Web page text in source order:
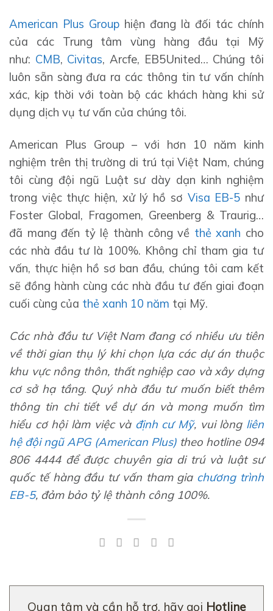
American Plus Group hiện đang là đối tác chính
của các Trung tâm vùng hàng đầu tại Mỹ
như: CMB, Civitas, Arcfe, EB5United… Chúng tôi
luôn sẵn sàng đưa ra các thông tin tư vấn chính
xác, kịp thời với toàn bộ các khách hàng khi sử
dụng dịch vụ tư vấn của chúng tôi.
American Plus Group – với hơn 10 năm kinh
nghiệm trên thị trường di trú tại Việt Nam, chúng
tôi cùng đội ngũ Luật sư dày dạn kinh nghiệm
trong việc thực hiện, xử lý hồ sơ Visa EB-5 như
Foster Global, Fragomen, Greenberg & Traurig…
đã mang đến tỷ lệ thành công về thẻ xanh cho
các nhà đầu tư là 100%. Không chỉ tham gia tư
vấn, thực hiện hồ sơ ban đầu, chúng tôi cam kết
sẽ đồng hành cùng các nhà đầu tư đến giai đoạn
cuối cùng của thẻ xanh 10 năm tại Mỹ.
Các nhà đầu tư Việt Nam đang có nhiều ưu tiên
về thời gian thụ lý khi chọn lựa các dự án thuộc
khu vực nông thôn, thất nghiệp cao và xây dựng
cơ sở hạ tầng. Quý nhà đầu tư muốn biết thêm
thông tin chi tiết về dự án và mong muốn tìm
hiểu cơ hội làm việc và định cư Mỹ, vui lòngliên
hệ đội ngũ APG (American Plus)theo hotline 094
806 4444 để được chuyên gia di trú và luật sư
quốc tế hàng đầu tư vấn tham gia chương trình
EB-5, đảm bảo tỷ lệ thành công 100%.
Quan tâm và cần hỗ trợ, hãy gọi Hotline